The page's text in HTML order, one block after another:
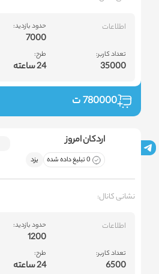
اطلاعات
تعداد کاربر:
35000
حدود بازدید:
7000
طرح:
24 ساعته
780000ت
اردکان امروز
0 تبلیغ داده شده یزد
نشانی کانال:
اطلاعات
تعداد کاربر:
6500
حدود بازدید:
1200
طرح:
24 ساعته